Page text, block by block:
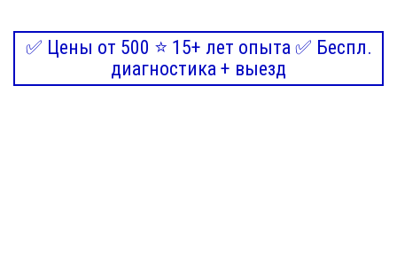
✅ Цены от 500 ⭐ 15+ лет опыта ✅ Беспл.
диагностика + выезд